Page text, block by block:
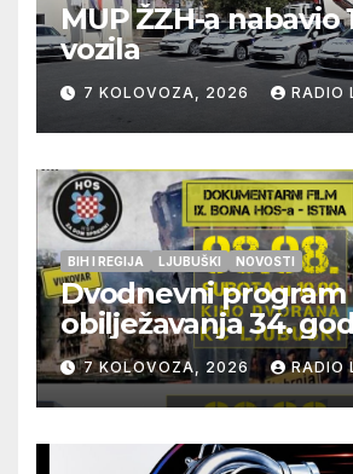
MUP ŽZH-a nabavio
vozila
7 KOLOVOZA, 2026 RADIO
BIH I REGIJA LJUBUŠKI NOVOSTI
Dvodnevni program
obilježavanja 34.
pogibije generala
Kraljevića i osmorice
pripadnika HOS-a
7 KOLOVOZA, 2026 RADIO